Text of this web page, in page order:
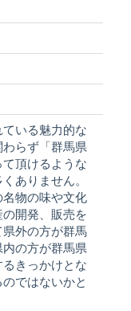
いる魅力的な
らず「群馬県
頂けるような
ありません。
物の味や文化
開発、販売を
外の方が群馬
の方が群馬県
きっかけとな
ではないかと